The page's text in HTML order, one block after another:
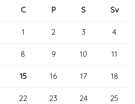
C P S Sv
1 2 3 4
8 9 10 11
15 16 17 18
22 23 24 25